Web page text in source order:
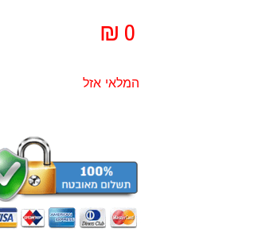
₪ 0
המלאי אזל